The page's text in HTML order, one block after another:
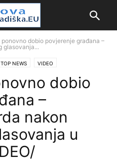
dobio povjerenje građana –
glasovanja...
TOP NEWS VIDEO
dobio
–
nakon
u